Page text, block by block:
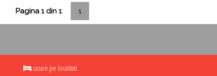
Pagina 1 din 1: 1
cazare pe localitati